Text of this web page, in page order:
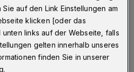
persönlichen
etlichen „Unbedingt
vier Jahren von der
verabschiedet.
auf den Link Einstellungen am
klicken [oder das
links auf der Webseite, falls
gelten innerhalb unseres
finden Sie in unserer